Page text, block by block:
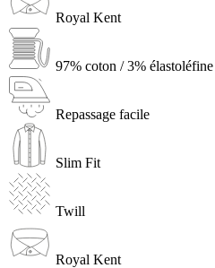
Royal Kent
97% coton / 3% élastoléfine
Repassage facile
Slim Fit
Twill
Royal Kent